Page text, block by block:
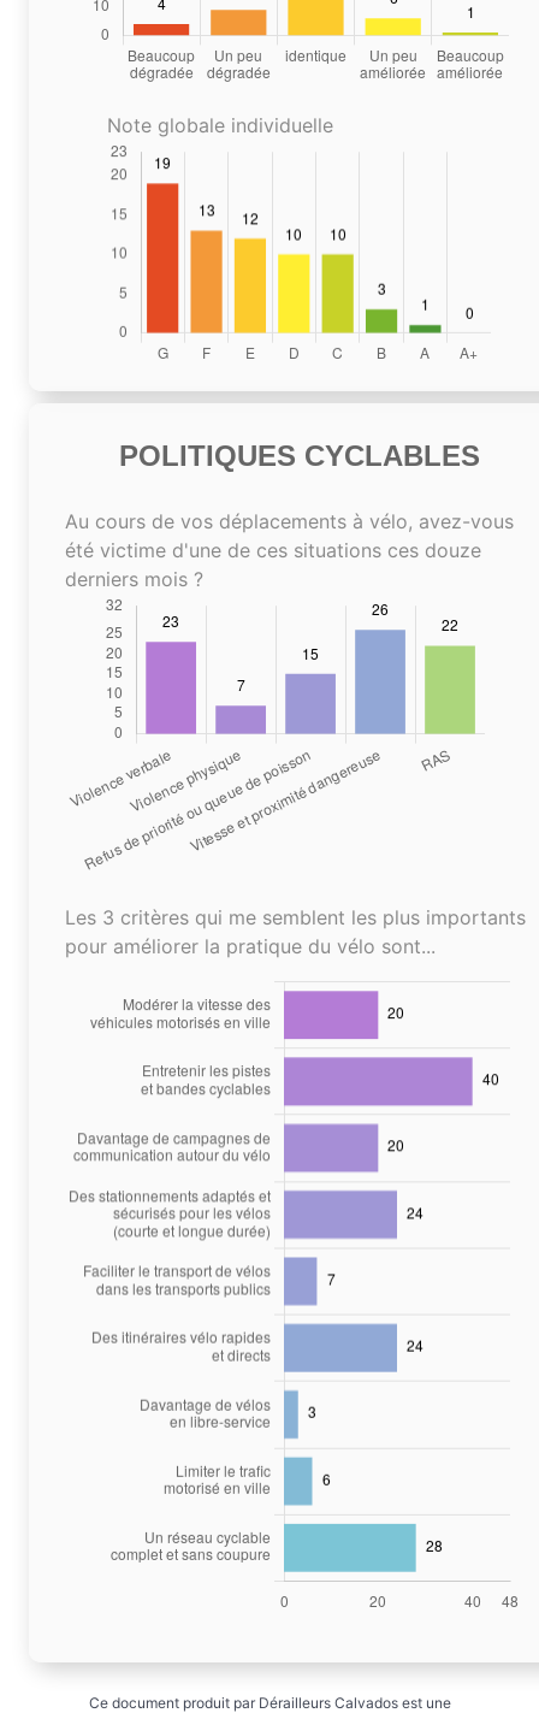
Note globale individuelle
POLITIQUES CYCLABLES
Au cours de vos déplacements à vélo, avez-vous
été victime d'une de ces situations ces douze
derniers mois ?
Les 3 critères qui me semblent les plus importants
pour améliorer la pratique du vélo sont...
Ce document produit par Dérailleurs Calvados est une